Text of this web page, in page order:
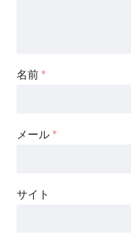
名前 *
メール *
サイト